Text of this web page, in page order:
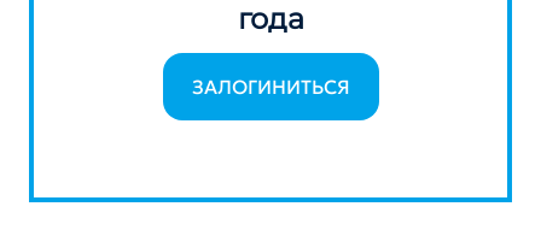
года
ЗАЛОГИНИТЬСЯ